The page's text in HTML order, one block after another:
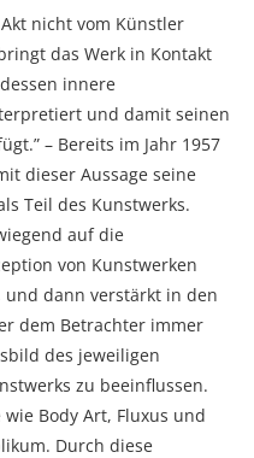
nicht vom Künstler
das Werk in Kontakt
innere
und damit seinen
– Bereits im Jahr 1957
dieser Aussage seine
Teil des Kunstwerks.
auf die
von Kunstwerken
und dann verstärkt in den
dem Betrachter immer
des jeweiligen
zu beeinflussen.
Body Art, Fluxus und
Durch diese